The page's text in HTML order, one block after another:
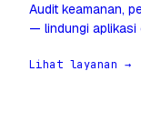
Audit keamanan,
— lindungi aplikasi
Lihat layanan →